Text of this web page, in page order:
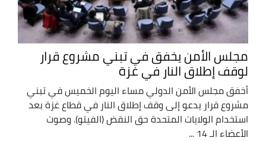
مجلس الأمن يخفق في تبني مشروع قرار
لوقف إطلاق النار في غزة
أخفق مجلس الأمن الدولي مساء اليوم الخميس في تبني
مشروع قرار يدعو إلى وقف إطلاق النار في قطاع غزة بعد
استخدام الولايات المتحدة حق النقض (الفيتو). وصوت
الأعضاء الـ 14 ...